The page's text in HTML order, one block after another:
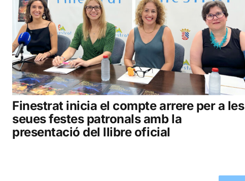
Finestrat inicia el compte arrere per a les
seues festes patronals amb la
presentació del llibre oficial